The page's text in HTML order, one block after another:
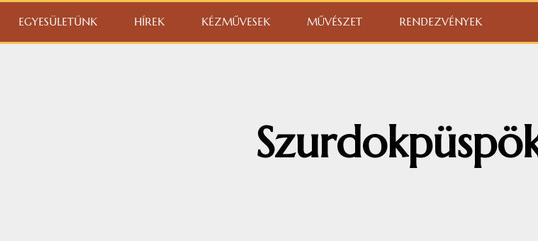
EGYESÜLETÜNK HÍREK KÉZMŰVESEK MŰVÉSZET RENDEZVÉNYEK